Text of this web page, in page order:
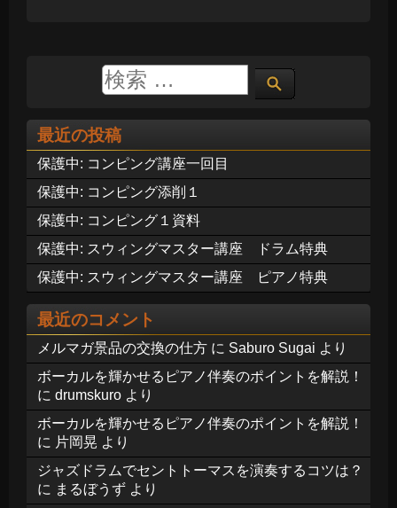
最近の投稿
保護中: コンピング講座一回目
保護中: コンピング添削１
保護中: コンピング１資料
保護中: スウィングマスター講座 ドラム特典
保護中: スウィングマスター講座 ピアノ特典
最近のコメント
メルマガ景品の交換の仕方 に Saburo Sugai より
ボーカルを輝かせるピアノ伴奏のポイントを解説！
に drumskuro より
ボーカルを輝かせるピアノ伴奏のポイントを解説！
に 片岡晃 より
ジャズドラムでセントトーマスを演奏するコツは？
に まるぼうず より